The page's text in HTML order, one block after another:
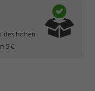
, wodurch es im
Grünschimmer
wir Kunst- oder
des hohen
5 €.